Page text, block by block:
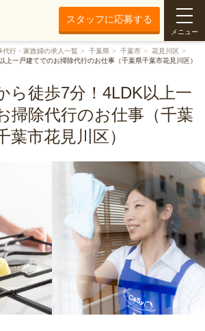
スタッフに応募する
メニュー
代行・家政婦の求人一覧 千葉県 千葉市
花見川区
上一戸建てでのお掃除代行のお仕事（千葉県千葉市花見川区）
ら徒歩7分！4LDK以上一
掃除代行のお仕事（千葉
葉市花見川区）